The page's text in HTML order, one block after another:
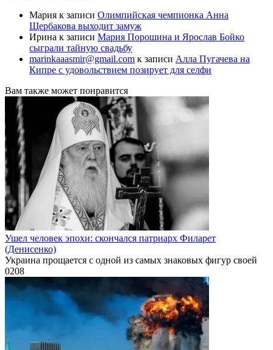
Мария к записи Олимпийская чемпионка Анна
Щербакова выходит замуж
Ирина к записи Мария Порошина и Ярослав Бойко
сыграли тайную свадьбу
marinkaaasmir@gmail.com к записи Алла Пугачева на
Кипре с удовольствием позирует для селфи
Вам также может понравится
Ушел человек эпохи: скончался патриарх Филарет
(Денисенко)
Украина прощается с одной из самых знаковых фигур своей
0208